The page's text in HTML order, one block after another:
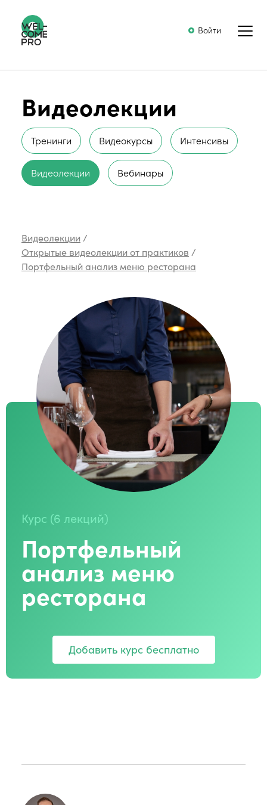
Войти
Видеолекции
Тренинги Видеокурсы Интенсивы
Видеолекции Вебинары
Видеолекции /
Открытые видеолекции от практиков /
Портфельный анализ меню ресторана
Курс (6 лекций)
Портфельный
анализ меню
ресторана
Добавить курс бесплатно